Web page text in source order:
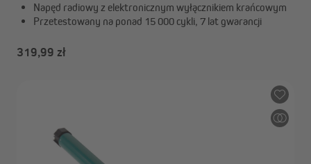
Napęd radiowy z elektronicznym wyłącznikiem krańcowym
Przetestowany na ponad 15 000 cykli, 7 lat gwarancji
319,99 zł